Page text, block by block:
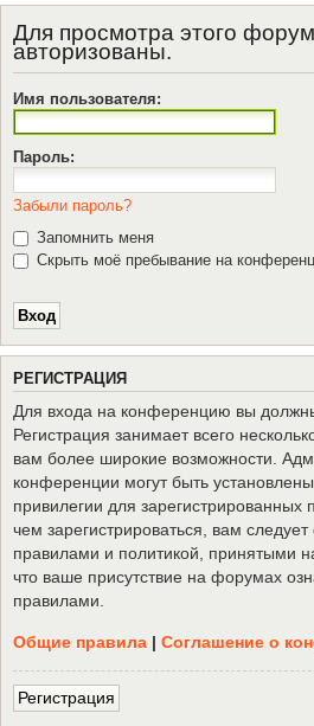
Для просмотра этого
авторизованы.
Имя пользователя:
Пароль:
Забыли пароль?
Запомнить меня
Скрыть моё пребывание на
РЕГИСТРАЦИЯ
Для входа на конференцию вы
Регистрация занимает всего
вам более широкие возможности.
конференции могут быть
привилегии для зарегистрированных
чем зарегистрироваться, вам следует
правилами и политикой, принятыми
что ваше присутствие на форумах
правилами.
Общие правила | Соглашение о
Регистрация